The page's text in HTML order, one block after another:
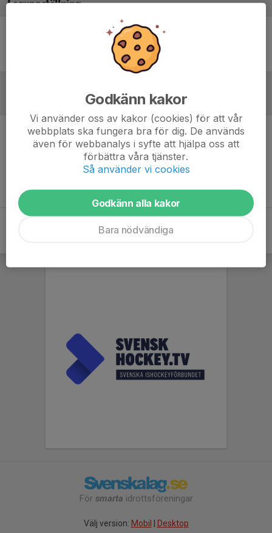
Laguppställning
Ingen uppställning ifylld
Inget referat skrivet
För smarta idrottsföreningar
Välj version: Mobil Desktop
Godkänn kakor
Vi använder oss av kakor (cookies) för att vår
webbplats ska fungera bra för dig. De används
även för webbanalys i syfte att hjälpa oss att
förbättra våra tjänster.
Så använder vi cookies
Godkänn alla kakor
Bara nödvändiga